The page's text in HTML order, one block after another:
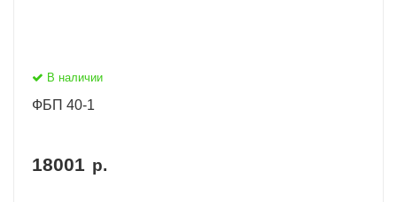
В наличии
ФБП 40-1
18001 р.